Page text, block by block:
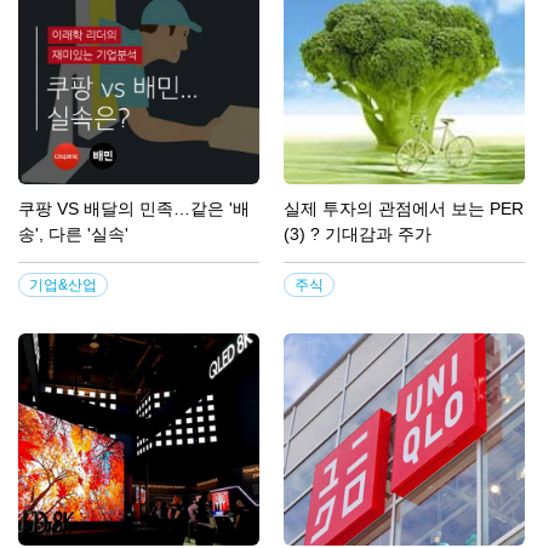
쿠팡 VS 배달의 민족…같은 '배
송', 다른 '실속'
기업&산업
실제 투자의 관점에서 보는 PER
(3) ? 기대감과 주가
주식